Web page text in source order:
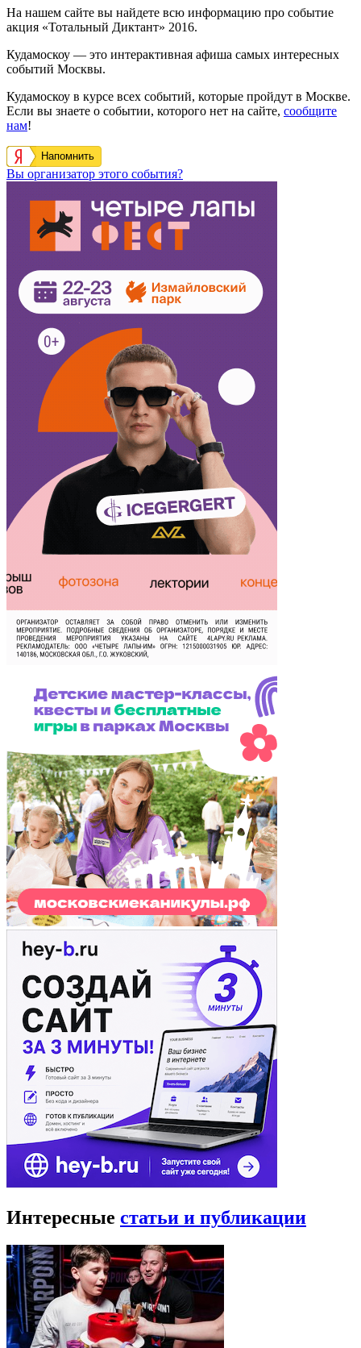
На нашем сайте вы найдете всю информацию про событие
акция «Тотальный Диктант» 2016.
Кудамоскоу — это интерактивная афиша самых интересных
событий Москвы.
Кудамоскоу в курсе всех событий, которые пройдут в Москве.
Если вы знаете о событии, которого нет на сайте, сообщите
нам!
Напомнить
Вы организатор этого события?
Интересные статьи и публикации